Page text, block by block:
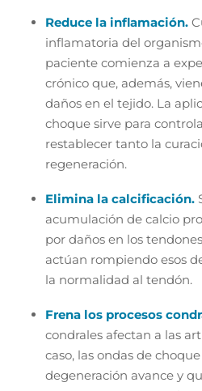
Reduce la inflamación.
inflamatoria del
paciente comienza a
crónico que, además,
daños en el tejido. La
choque sirve para
restablecer tanto la
regeneración.
Elimina la calcificación.
acumulación de calcio
por daños en los
actúan rompiendo esos
la normalidad al tendón.
Frena los procesos
condrales afectan a las
caso, las ondas de
degeneración avance y